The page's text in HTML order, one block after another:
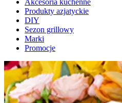
Akcesoria kuchenne
Produkty azjatyckie
DIY
Sezon grillowy
Marki
Promocje